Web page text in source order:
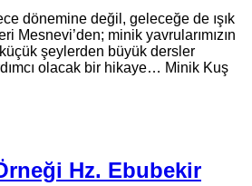
dönemine değil, geleceğe de ışık
Mesnevi’den; minik yavrularımızın
şeylerden büyük dersler
olacak bir hikaye… Minik Kuş
Hz. Ebubekir